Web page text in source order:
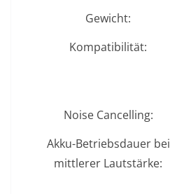
Gewicht:
Kompatibilität:
Noise Cancelling:
Akku-Betriebsdauer bei
mittlerer Lautstärke: